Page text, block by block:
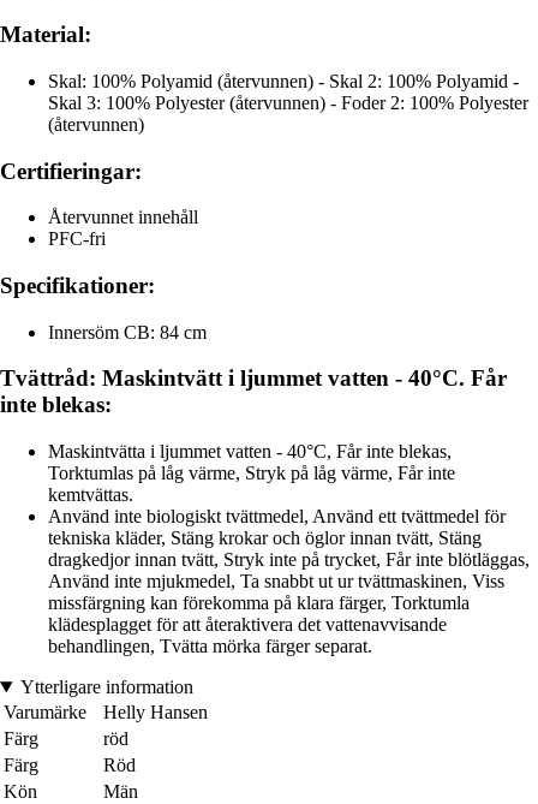
Material:
Skal: 100% Polyamid (återvunnen) - Skal 2: 100% Polyamid -
Skal 3: 100% Polyester (återvunnen) - Foder 2: 100% Polyester
(återvunnen)
Certifieringar:
Återvunnet innehåll
PFC-fri
Specifikationer:
Innersöm CB: 84 cm
Tvättråd: Maskintvätt i ljummet vatten - 40°C. Får
inte blekas:
Maskintvätta i ljummet vatten - 40°C, Får inte blekas,
Torktumlas på låg värme, Stryk på låg värme, Får inte
kemtvättas.
Använd inte biologiskt tvättmedel, Använd ett tvättmedel för
tekniska kläder, Stäng krokar och öglor innan tvätt, Stäng
dragkedjor innan tvätt, Stryk inte på trycket, Får inte blötläggas,
Använd inte mjukmedel, Ta snabbt ut ur tvättmaskinen, Viss
missfärgning kan förekomma på klara färger, Torktumla
klädesplagget för att återaktivera det vattenavvisande
behandlingen, Tvätta mörka färger separat.
Ytterligare information
Varumärke
Helly Hansen
Färg
röd
Färg
Röd
Kön
Män